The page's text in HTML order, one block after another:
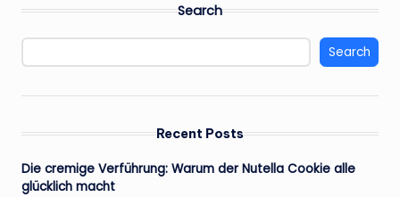
Search
Search
Recent Posts
Die cremige Verführung: Warum der Nutella Cookie alle
glücklich macht